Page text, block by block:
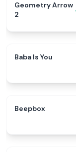
Geometry Arrow
2
Baba Is You
Beepbox